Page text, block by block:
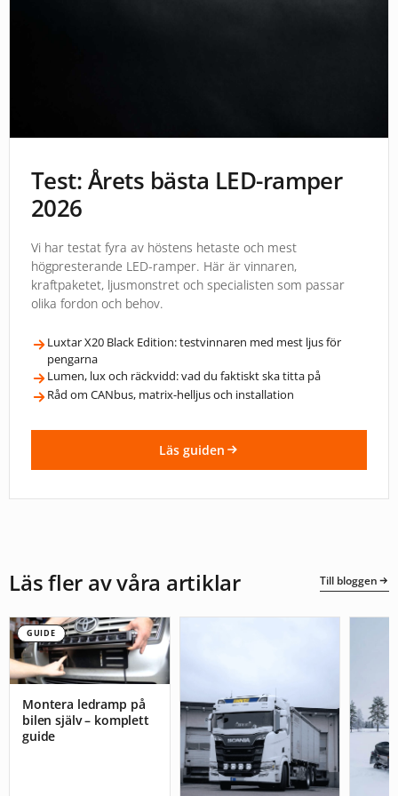
Test: Årets bästa LED-ramper
2026
Vi har testat fyra av höstens hetaste och mest
högpresterande LED-ramper. Här är vinnaren,
kraftpaketet, ljusmonstret och specialisten som passar
olika fordon och behov.
Luxtar X20 Black Edition: testvinnaren med mest ljus för
pengarna
Lumen, lux och räckvidd: vad du faktiskt ska titta på
Råd om CANbus, matrix-helljus och installation
Läs guiden
Läs fler av våra artiklar Till bloggen
GUIDE
Montera ledramp på
bilen själv – komplett
guide